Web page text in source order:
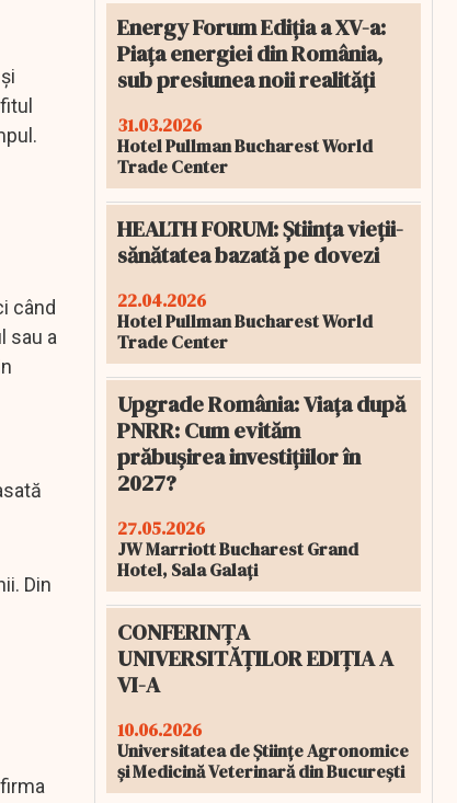
când
sau a
Din
Energy Forum Ediția a XV-a:
Piața energiei din România,
sub presiunea noii realități
31.03.2026
Hotel Pullman Bucharest World
Trade Center
HEALTH FORUM: Știința vieții-
sănătatea bazată pe dovezi
22.04.2026
Hotel Pullman Bucharest World
Trade Center
Upgrade România: Viața după
PNRR: Cum evităm
prăbușirea investițiilor în
2027?
27.05.2026
JW Marriott Bucharest Grand
Hotel, Sala Galați
CONFERINȚA
UNIVERSITĂȚILOR EDIȚIA A
VI-A
10.06.2026
Universitatea de Științe Agronomice
și Medicină Veterinară din București